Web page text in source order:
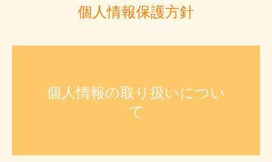
税務・会計
創業支援・会社設立
個人情報保護方針
個人情報の取り扱いについ
て